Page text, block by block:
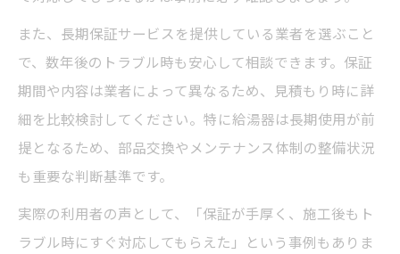
また、長期保証サービスを提供している業者を選ぶこと
で、数年後のトラブル時も安心して相談できます。保証
期間や内容は業者によって異なるため、見積もり時に詳
細を比較検討してください。特に給湯器は長期使用が前
提となるため、部品交換やメンテナンス体制の整備状況
も重要な判断基準です。
実際の利用者の声として、「保証が手厚く、施工後もト
ラブル時にすぐ対応してもらえた」という事例もありま